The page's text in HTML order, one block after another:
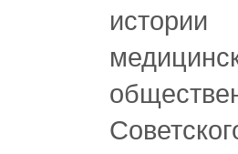
истории